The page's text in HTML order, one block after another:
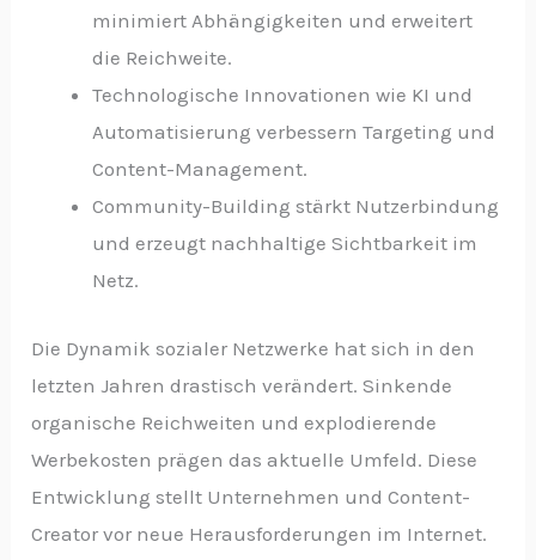
minimiert Abhängigkeiten und erweitert
die Reichweite.
Technologische Innovationen wie KI und
Automatisierung verbessern Targeting und
Content-Management.
Community-Building stärkt Nutzerbindung
und erzeugt nachhaltige Sichtbarkeit im
Netz.
Die Dynamik sozialer Netzwerke hat sich in den
letzten Jahren drastisch verändert. Sinkende
organische Reichweiten und explodierende
Werbekosten prägen das aktuelle Umfeld. Diese
Entwicklung stellt Unternehmen und Content-
Creator vor neue Herausforderungen im Internet.